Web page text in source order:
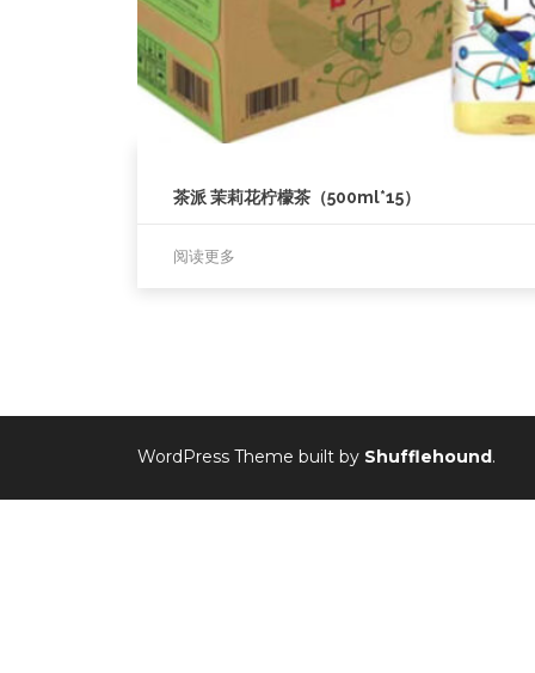
茶派 茉莉花柠檬茶（500ml*15）
阅读更多
WordPress Theme built by Shufflehound.